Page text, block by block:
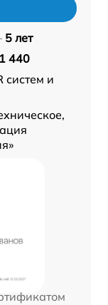
5 лет
1 440
систем и